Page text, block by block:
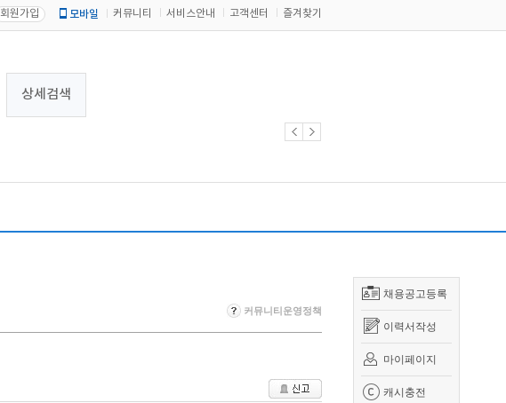
회원가입 모바일 커뮤니티 서비스안내 고객센터 즐겨찾기
상세검색
채용공고등록
이력서작성
마이페이지
캐시충전
커뮤니티운영정책